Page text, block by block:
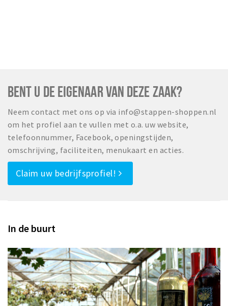
BENT U DE EIGENAAR VAN DEZE ZAAK?
Neem contact met ons op via info@stappen-shoppen.nl
om het profiel aan te vullen met o.a. uw website,
telefoonnummer, Facebook, openingstijden,
omschrijving, faciliteiten, menukaart en acties.
Claim uw bedrijfsprofiel!
In de buurt